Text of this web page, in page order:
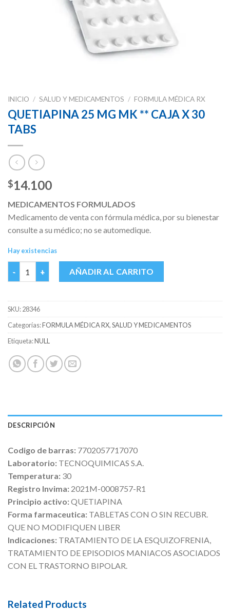
INICIO / SALUD Y MEDICAMENTOS / FORMULA MÉDICA RX
QUETIAPINA 25 MG MK ** CAJA X 30
TABS
$14.100
MEDICAMENTOS FORMULADOS
Medicamento de venta con fórmula médica, por su bienestar
consulte a su médico; no se automedique.
Hay existencias
QUETIAPINA 25 MG MK ** CAJA X 30 TABS cantidad
AÑADIR AL CARRITO
SKU:28346
Categorías:FORMULA MÉDICA RX,SALUD Y MEDICAMENTOS
Etiqueta:NULL
DESCRIPCIÓN
Codigo de barras: 7702057717070
Laboratorio: TECNOQUIMICAS S.A.
Temperatura: 30
Registro Invima: 2021M-0008757-R1
Principio activo:QUETIAPINA
Forma farmaceutica: TABLETAS CON O SIN RECUBR.
QUE NO MODIFIQUEN LIBER
Indicaciones: TRATAMIENTO DE LA ESQUIZOFRENIA,
TRATAMIENTO DE EPISODIOS MANIACOS ASOCIADOS
CON EL TRASTORNO BIPOLAR.
Related Products